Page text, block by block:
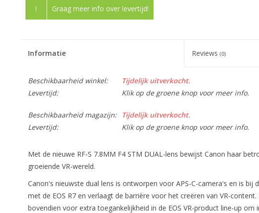
! Graag meer info over levertijd!
Informatie Reviews(0)
Beschikbaarheid winkel:
Tijdelijk uitverkocht.
Levertijd:
Klik op de groene knop voor meer info.
Beschikbaarheid magazijn:
Tijdelijk uitverkocht.
Levertijd:
Klik op de groene knop voor meer info.
Met de nieuwe RF-S 7.8MM F4 STM DUAL-lens bewijst Canon haar
groeiende VR-wereld.
Canon's nieuwste dual lens is ontworpen voor APS-C-camera's en is bij
met de EOS R7 en verlaagt de barrière voor het creëren van VR-
bovendien voor extra toegankelijkheid in de EOS VR-product line-up om